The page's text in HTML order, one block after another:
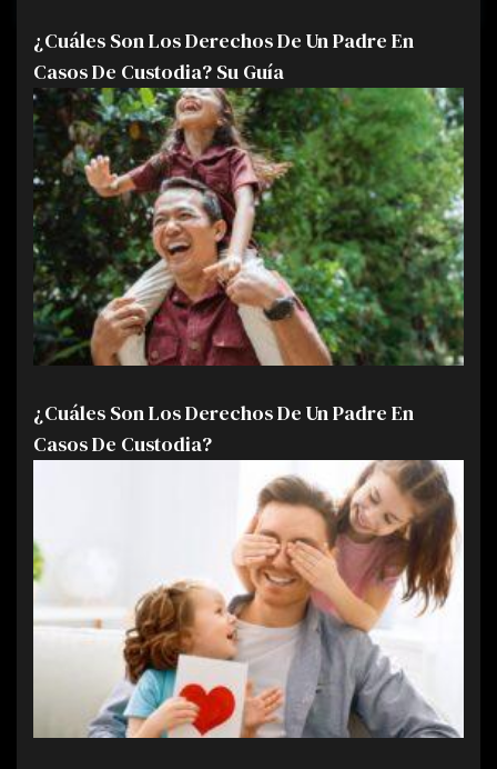
¿Cuáles Son Los Derechos De Un Padre En
Casos De Custodia? Su Guía
¿Cuáles Son Los Derechos De Un Padre En
Casos De Custodia?